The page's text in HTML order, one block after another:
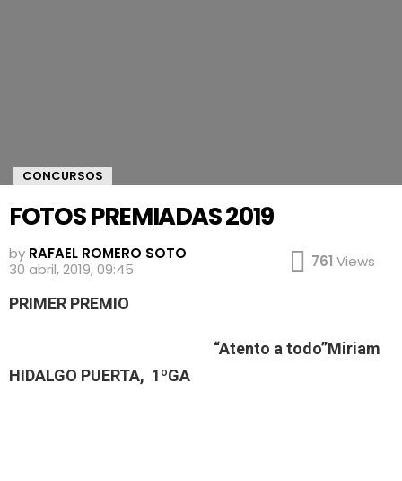
CONCURSOS
FOTOS PREMIADAS 2019
by RAFAEL ROMERO SOTO
30 abril, 2019, 09:45
761 Views
PRIMER PREMIO
“Atento a todo”Miriam
HIDALGO PUERTA, 1ºGA